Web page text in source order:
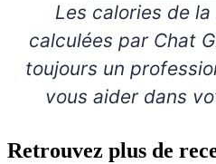
Les calories de la recette ont été
calculées par Chat
toujours un
vous aider dans
Retrouvez plus de